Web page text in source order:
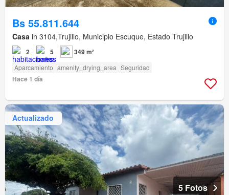
Bs 55.811.644
Casa in 3104,Trujillo, Municipio Escuque, Estado Trujillo
2 5 349 m²
Aparcamiento amenity_drying_area Seguridad
Hace 1 día
Actualizado
5 Fotos